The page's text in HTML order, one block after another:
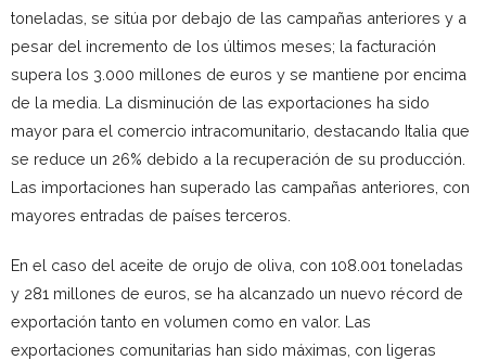
toneladas, se sitúa por debajo de las campañas anteriores y a
pesar del incremento de los últimos meses; la facturación
supera los 3.000 millones de euros y se mantiene por encima
de la media. La disminución de las exportaciones ha sido
mayor para el comercio intracomunitario, destacando Italia que
se reduce un 26% debido a la recuperación de su producción.
Las importaciones han superado las campañas anteriores, con
mayores entradas de países terceros.
En el caso del aceite de orujo de oliva, con 108.001 toneladas
y 281 millones de euros, se ha alcanzado un nuevo récord de
exportación tanto en volumen como en valor. Las
exportaciones comunitarias han sido máximas, con ligeras